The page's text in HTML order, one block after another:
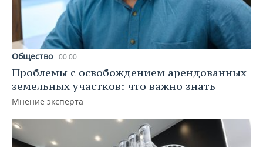
Общество 00:00
Проблемы с освобождением арендованных
земельных участков: что важно знать
Мнение эксперта